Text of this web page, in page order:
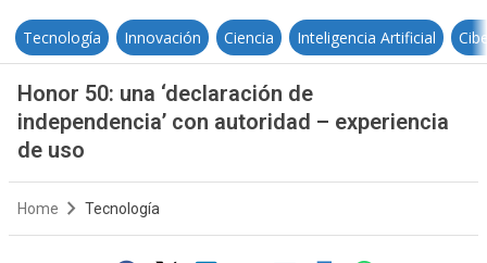
Tecnología Innovación Ciencia Inteligencia Artificial
Honor 50: una ‘declaración de
independencia’ con autoridad – experiencia
de uso
Home Tecnología